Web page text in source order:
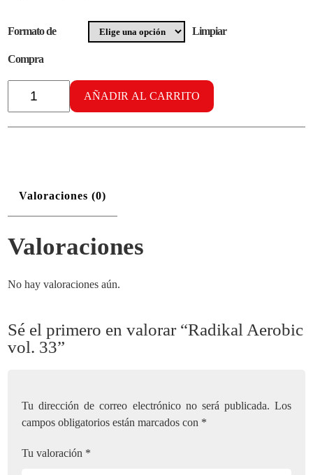
Formato de
Compra
Limpiar
Radikal
Aerobic
cantidad
AÑADIR AL CARRITO
Valoraciones (0)
Valoraciones
No hay valoraciones aún.
Sé el primero en valorar “Radikal Aerobic
vol. 33”
Tu dirección de correo electrónico no será publicada. Los
campos obligatorios están marcados con *
Tu valoración *